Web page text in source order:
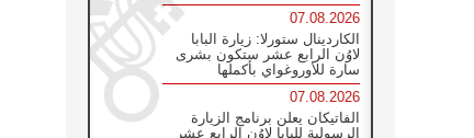
07.08.2026
الكاردينال ستورلا: زيارة البابا
لاوُن الرابع عشر ستكون بشرى
سارة للأوروغواي بأكملها
07.08.2026
الفاتيكان يعلن برنامج الزيارة
الرسولية للبابا لاوُن الرابع عشر